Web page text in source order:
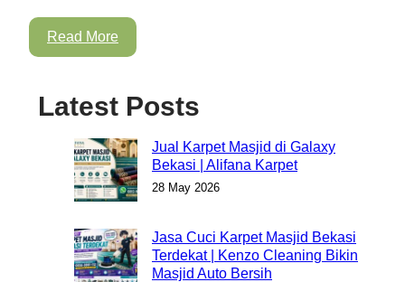
Read More
Latest Posts
Jual Karpet Masjid di Galaxy
Bekasi | Alifana Karpet
28 May 2026
Jasa Cuci Karpet Masjid Bekasi
Terdekat | Kenzo Cleaning Bikin
Masjid Auto Bersih